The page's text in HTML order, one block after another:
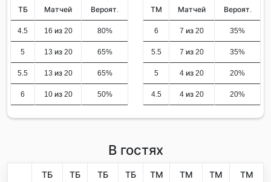
ТБ Матчей Вероят.
4.5 16 из 20 80%
5 13 из 20 65%
5.5 13 из 20 65%
6 10 из 20 50%
ТМ Матчей Вероят.
6 7 из 20 35%
5.5 7 из 20 35%
5 4 из 20 20%
4.5 4 из 20 20%
В гостях
ТБ
ТБ
ТБ
ТБ
ТМ
ТМ
ТМ
ТМ